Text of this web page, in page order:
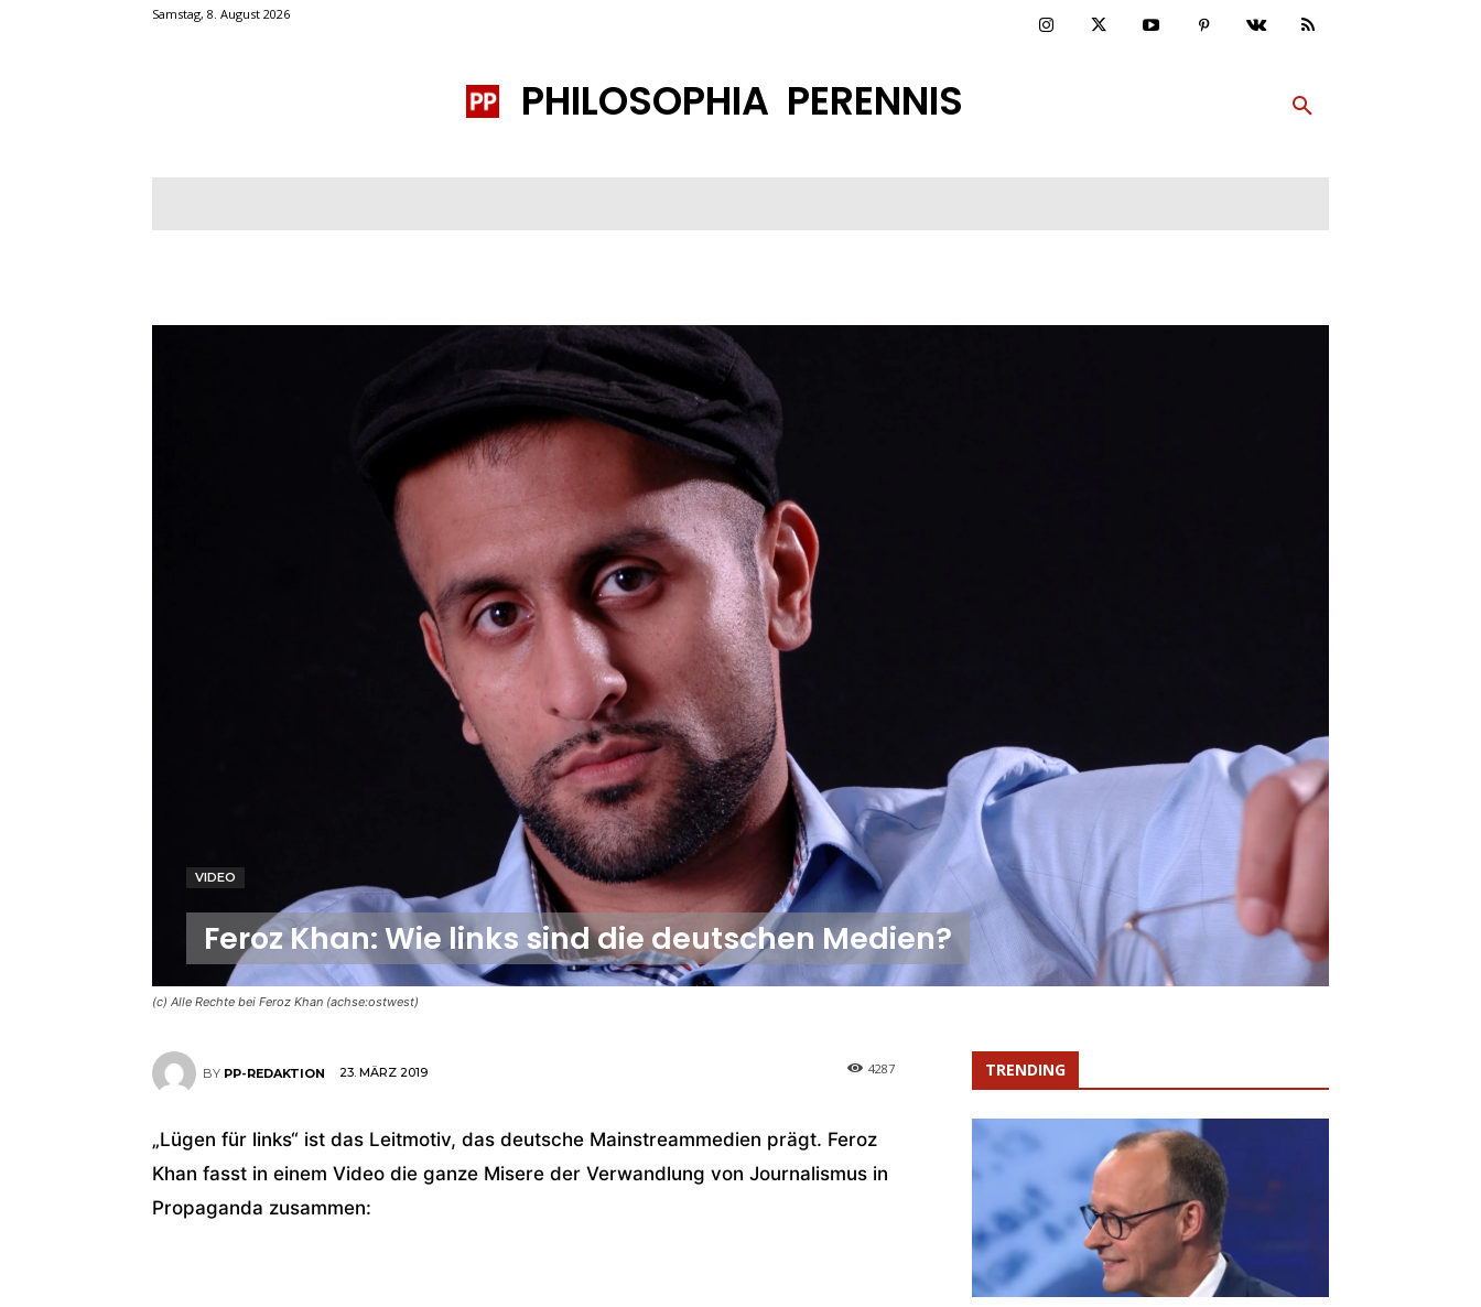
Samstag, 8. August 2026
PHILOSOPHIA PERENNIS
(c) Alle Rechte bei Feroz Khan (achse:ostwest)
VIDEO
Feroz Khan: Wie links sind die deutschen Medien?
BY PP-REDAKTION 23. MÄRZ 2019 4287
„Lügen für links“ ist das Leitmotiv, das deutsche Mainstreammedien prägt. Feroz
Khan fasst in einem Video die ganze Misere der Verwandlung von Journalismus in
Propaganda zusammen:
TRENDING